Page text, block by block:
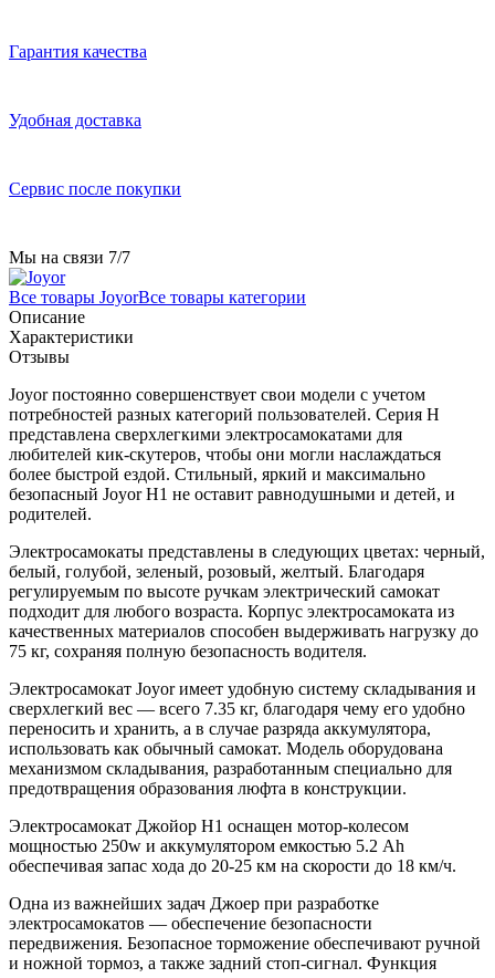
Гарантия качества
Удобная доставка
Сервис после покупки
Мы на связи 7/7
Все товары JoyorВсе товары категории
Описание
Характеристики
Отзывы
Joyor постоянно совершенствует свои модели с учетом
потребностей разных категорий пользователей. Серия H
представлена сверхлегкими электросамокатами для
любителей кик-скутеров, чтобы они могли наслаждаться
более быстрой ездой. Стильный, яркий и максимально
безопасный Joyor H1 не оставит равнодушными и детей, и
родителей.
Электросамокаты представлены в следующих цветах: черный,
белый, голубой, зеленый, розовый, желтый. Благодаря
регулируемым по высоте ручкам электрический самокат
подходит для любого возраста. Корпус электросамоката из
качественных материалов способен выдерживать нагрузку до
75 кг, сохраняя полную безопасность водителя.
Электросамокат Joyor имеет удобную систему складывания и
сверхлегкий вес — всего 7.35 кг, благодаря чему его удобно
переносить и хранить, а в случае разряда аккумулятора,
использовать как обычный самокат. Модель оборудована
механизмом складывания, разработанным специально для
предотвращения образования люфта в конструкции.
Электросамокат Джойор Н1 оснащен мотор-колесом
мощностью 250w и аккумулятором емкостью 5.2 Ah
обеспечивая запас хода до 20-25 км на скорости до 18 км/ч.
Одна из важнейших задач Джоер при разработке
электросамокатов — обеспечение безопасности
передвижения. Безопасное торможение обеспечивают ручной
и ножной тормоз, а также задний стоп-сигнал. Функция